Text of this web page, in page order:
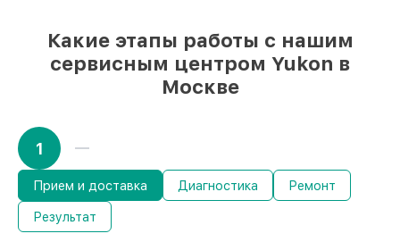
Ответственность за вашу технику
Мы обеспечиваем качество
восстановления и целостность техники.
Срок гарантии до 36 месяцев на починку
устройств
Если у вас есть чек и гарантийный
талон, мы восстановим устройство
повторно без оплаты и без задержек.
Какие этапы работы с нашим
сервисным центром Yukon в
Москве
1
Прием и доставка Диагностика Ремонт
Результат